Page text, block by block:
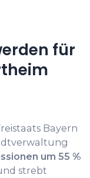
für
Bayern
um 55 %
strebt